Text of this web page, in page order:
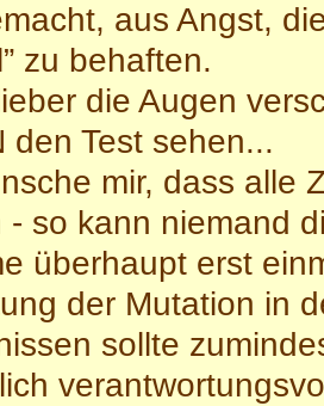
aus Angst,
zu behaften.
die Augen
den Test sehen...
mir, dass alle
- so kann niemand
überhaupt erst
der Mutation in
sollte